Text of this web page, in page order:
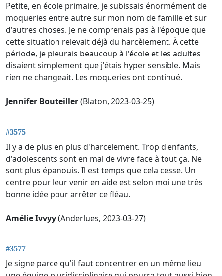
Petite, en école primaire, je subissais énormément de
moqueries entre autre sur mon nom de famille et sur
d'autres choses. Je ne comprenais pas à l'époque que
cette situation relevait déjà du harcèlement. À cette
période, je pleurais beaucoup à l'école et les adultes
disaient simplement que j'étais hyper sensible. Mais
rien ne changeait. Les moqueries ont continué.
Jennifer Bouteiller(Blaton, 2023-03-25)
#3575
Il y a de plus en plus d'harcelement. Trop d'enfants,
d'adolescents sont en mal de vivre face à tout ça. Ne
sont plus épanouis. Il est temps que cela cesse. Un
centre pour leur venir en aide est selon moi une très
bonne idée pour arrêter ce fléau.
Amélie Ivvyy(Anderlues, 2023-03-27)
#3577
Je signe parce qu'il faut concentrer en un même lieu